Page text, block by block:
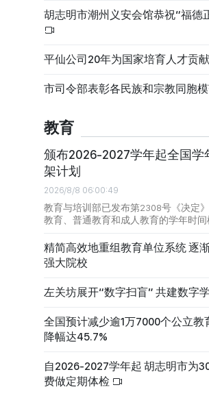
胡志明市潮州义安会馆恭祝“福德
平仙公司20年为国家培育人才贡
市司令部表彰各民族和宗教同胞
教育
颁布2026-2027学年起全国学
架计划
2026/8/8 06:00:49
教育与培训部已发布第2308号《决定
教育、普通教育和成人教育的学年时间
精简高效地重组教育单位系统 逐
强大院校
左关坊展开“数字扫盲” 共建数字
全国预计减少逾1万7000个公立教
降幅达45.7%
自2026-2027学年起 胡志明市为
费做定期体检